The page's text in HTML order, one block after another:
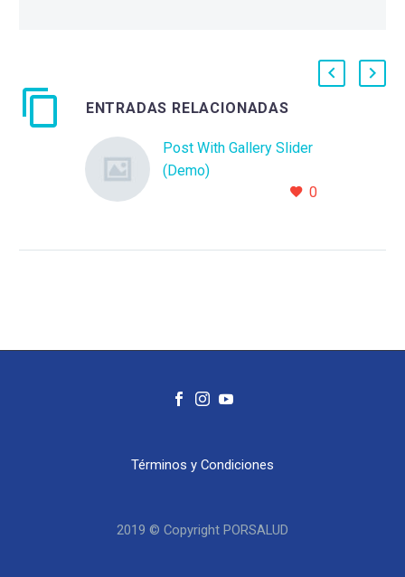
ENTRADAS RELACIONADAS
Post With Gallery Slider
(Demo)
0
Términos y Condiciones
2019 © Copyright PORSALUD